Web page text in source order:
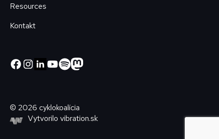
Resources
Kontakt
© 2026 cyklokoalícia
Vytvorilo vibration.sk